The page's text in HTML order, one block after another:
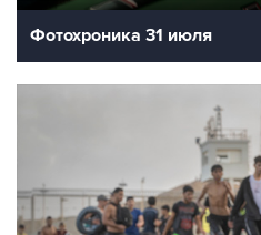
Фотохроника 31 июля